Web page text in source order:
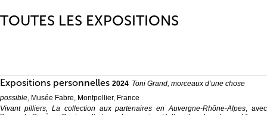
TOUTES LES EXPOSITIONS
Expositions personnelles 2024 Toni Grand, morceaux d’une chose
possible , Musée Fabre, Montpellier, France
Vivant pilliers, La collection aux partenaires en Auvergne-Rhône-Alpes , avec